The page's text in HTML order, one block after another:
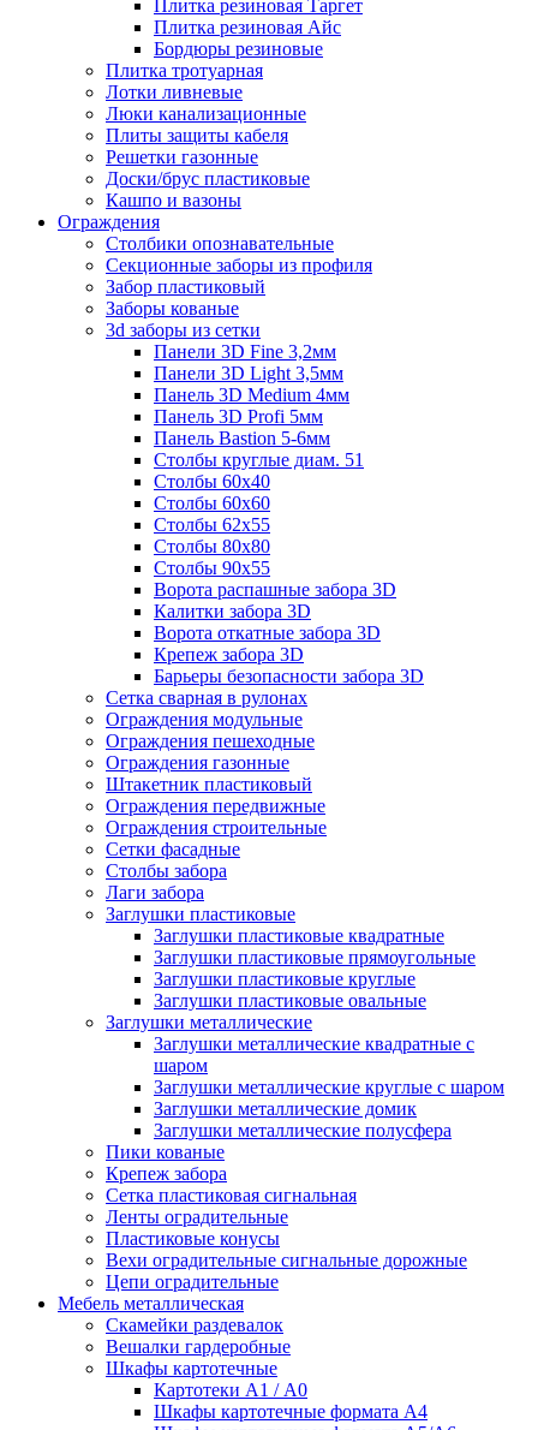
Плитка резиновая Таргет
Плитка резиновая Айс
Бордюры резиновые
Плитка тротуарная
Лотки ливневые
Люки канализационные
Плиты защиты кабеля
Решетки газонные
Доски/брус пластиковые
Кашпо и вазоны
Ограждения
Столбики опознавательные
Секционные заборы из профиля
Забор пластиковый
Заборы кованые
3d заборы из сетки
Панели 3D Fine 3,2мм
Панели 3D Light 3,5мм
Панель 3D Medium 4мм
Панель 3D Profi 5мм
Панель Bastion 5-6мм
Столбы круглые диам. 51
Столбы 60х40
Столбы 60х60
Столбы 62х55
Столбы 80х80
Столбы 90х55
Ворота распашные забора 3D
Калитки забора 3D
Ворота откатные забора 3D
Крепеж забора 3D
Барьеры безопасности забора 3D
Сетка сварная в рулонах
Ограждения модульные
Ограждения пешеходные
Ограждения газонные
Штакетник пластиковый
Ограждения передвижные
Ограждения строительные
Сетки фасадные
Столбы забора
Лаги забора
Заглушки пластиковые
Заглушки пластиковые квадратные
Заглушки пластиковые прямоугольные
Заглушки пластиковые круглые
Заглушки пластиковые овальные
Заглушки металлические
Заглушки металлические квадратные с
шаром
Заглушки металлические круглые с шаром
Заглушки металлические домик
Заглушки металлические полусфера
Пики кованые
Крепеж забора
Сетка пластиковая сигнальная
Ленты оградительные
Пластиковые конусы
Вехи оградительные сигнальные дорожные
Цепи оградительные
Мебель металлическая
Скамейки раздевалок
Вешалки гардеробные
Шкафы картотечные
Картотеки А1 / А0
Шкафы картотечные формата А4